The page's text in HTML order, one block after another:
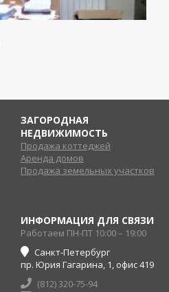
ЗАГОРОДНАЯ
НЕДВИЖИМОСТЬ
Продажа коттеджей
Аренда домов
Продажа земельных участков
ИНФОРМАЦИЯ ДЛЯ СВЯЗИ
Работаем ПН-ПТ 10:00 – 19:00
Санкт-Петербург
пр. Юрия Гагарина, 1, офис 419
(812) 320-75-94